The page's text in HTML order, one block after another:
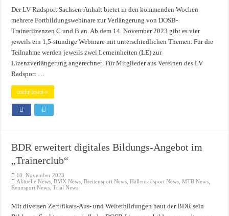
Der LV Radsport Sachsen-Anhalt bietet in den kommenden Wochen
mehrere Fortbildungswebinare zur Verlängerung von DOSB-
Trainerlizenzen C und B an. Ab dem 14. November 2023 gibt es vier
jeweils ein 1,5-stündige Webinare mit unterschiedlichen Themen. Für die
Teilnahme werden jeweils zwei Lerneinheiten (LE) zur
Lizenzverlängerung angerechnet. Für Mitglieder aus Vereinen des LV
Radsport …
mehr lesen »
BDR erweitert digitales Bildungs-Angebot im
„Trainerclub“
10. November 2023
Aktuelle News ,BMX News ,Breitensport News ,Hallenradsport News ,MTB News
Rennsport News ,Trial News
Mit diversen Zertifikats-Aus- und Weiterbildungen baut der BDR sein